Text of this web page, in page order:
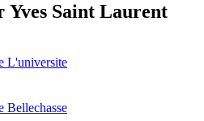
Yves Saint Laurent
L'universite
Bellechasse